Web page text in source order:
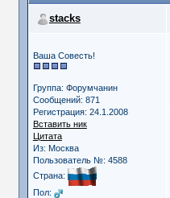
stacks
Ваша Совесть!
Группа: Форумчанин
Сообщений: 871
Регистрация: 24.1.2008
Вставить ник
Цитата
Из: Москва
Пользователь №: 4588
Страна:
Пол: